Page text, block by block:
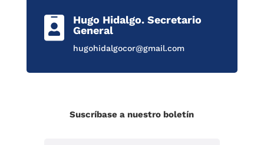

Hugo Hidalgo. Secretario
General
hugohidalgocor@gmail.com
Suscríbase a nuestro boletín